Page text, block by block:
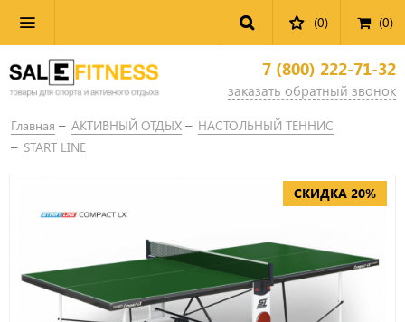
(0) (0)
7 (800) 222-71-32
заказать обратный звонок
Главная АКТИВНЫЙ ОТДЫХ
НАСТОЛЬНЫЙ ТЕННИС
START LINE
СКИДКА 20%